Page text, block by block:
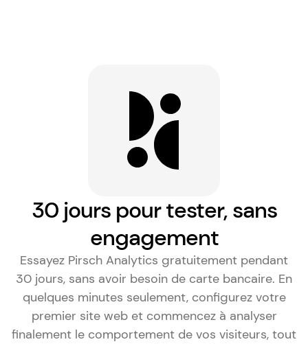
30 jours pour tester, sans
engagement
Essayez Pirsch Analytics gratuitement pendant
30 jours, sans avoir besoin de carte bancaire. En
quelques minutes seulement, configurez votre
premier site web et commencez à analyser
finalement le comportement de vos visiteurs, tout